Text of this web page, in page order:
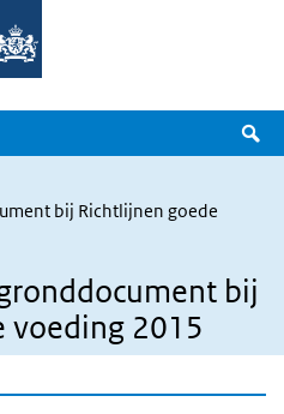
bij Richtlijnen goede
bij
voeding 2015